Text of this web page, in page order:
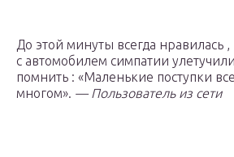
До этой минуты всегда нравилась
с автомобилем симпатии
помнить : «Маленькие поступки
многом». — Пользователь из сети